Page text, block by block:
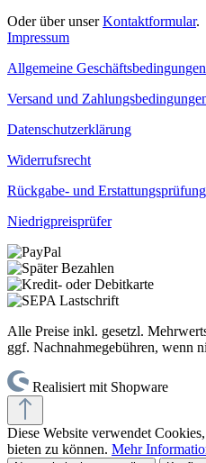
Oder über unserKontaktformular.
Impressum
Allgemeine Geschäftsbedingungen
Versand und
Datenschutzerklärung
Widerrufsrecht
Rückgabe- und Erstattungsprüfung
Niedrigpreisprüfer
Alle Preise inkl. gesetzl.
ggf. Nachnahmegebühren, wenn
Realisiert mit Shopware
Diese Website verwendet
bieten zu können. Mehr